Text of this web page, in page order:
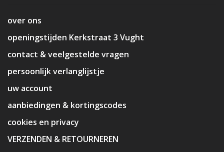
over ons
openingstijden Kerkstraat 3 Vught
contact & veelgestelde vragen
persoonlijk verlanglijstje
uw account
aanbiedingen & kortingscodes
cookies en privacy
VERZENDEN & RETOURNEREN